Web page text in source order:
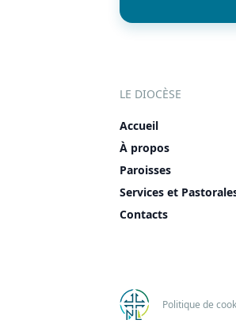
LE DIOCÈSE
Accueil
À propos
Paroisses
Services et
Contacts
Politique de